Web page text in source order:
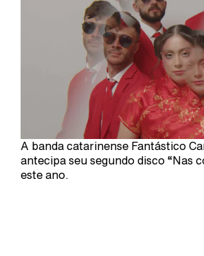
A banda catarinense Fantástico
antecipa seu segundo disco “Nas
este ano.